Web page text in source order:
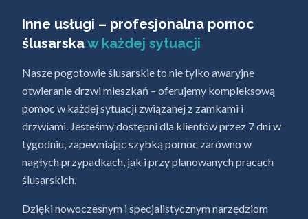
Inne usługi – profesjonalna pomoc
ślusarskaw każdej sytuacji
Nasze pogotowie ślusarskie to nie tylko awaryjne
otwieranie drzwi mieszkań – oferujemy kompleksową
pomoc w każdej sytuacji związanej z zamkami i
drzwiami. Jesteśmy dostępni dla klientów przez 7 dni w
tygodniu, zapewniając szybką pomoc zarówno w
nagłych przypadkach, jak i przy planowanych pracach
ślusarskich.
Dzięki nowoczesnym i specjalistycznym narzędziom